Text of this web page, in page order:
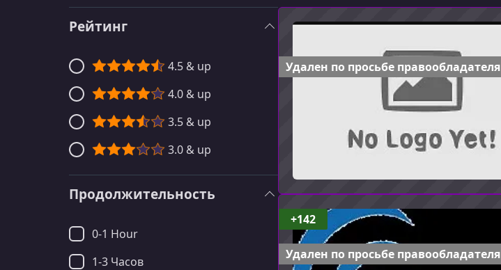
Рейтинг
4.5 & up
4.0 & up
3.5 & up
3.0 & up
Продолжительность
0-1 Hour
1-3 Часов
Удален по просьбе правообладателя
+142
Удален по просьбе правообладателя